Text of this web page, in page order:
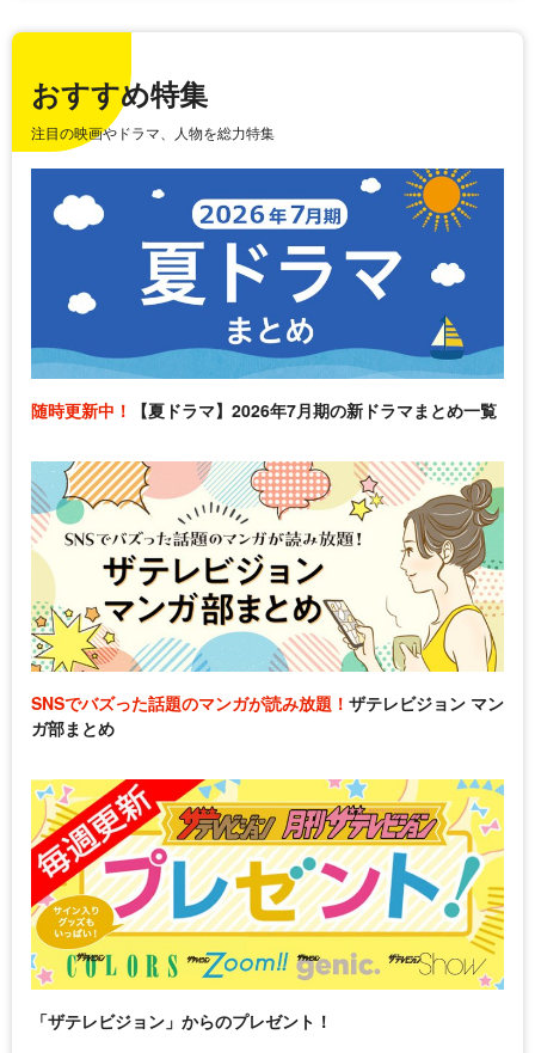
おすすめ特集
注目の映画やドラマ、人物を総力特集
随時更新中！ 【夏ドラマ】2026年7月期の新ドラマまとめ一覧
SNSでバズった話題のマンガが読み放題！ ザテレビジョン マン
ガ部まとめ
「ザテレビジョン」からのプレゼント！